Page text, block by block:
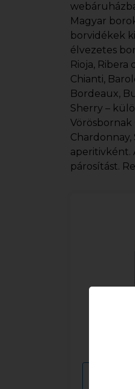
Magyar
borvidékek
élvezetes
Rioja,
Chianti,
Bordeaux,
Sherry –
aperitivként.
párosítást.